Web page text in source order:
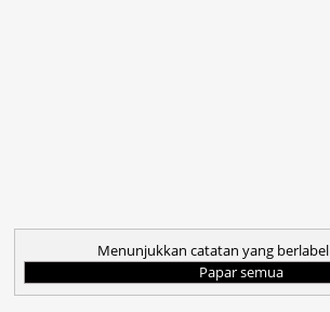
Menunjukkan catatan yang berlabel
Papar semua